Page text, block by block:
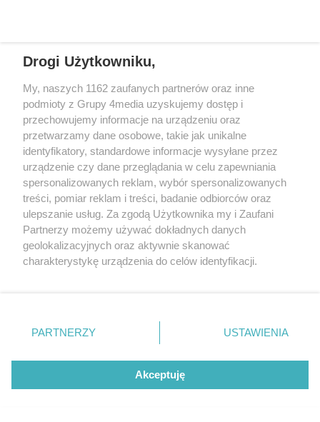
Zapisz się do newslettera
Dołącz do grona ludzi najlepiej poinformowanych!
Drogi Użytkowniku,
My, naszych 1162 zaufanych partnerów oraz inne
podmioty z Grupy 4media uzyskujemy dostęp i
przechowujemy informacje na urządzeniu oraz
przetwarzamy dane osobowe, takie jak unikalne
identyfikatory, standardowe informacje wysyłane przez
urządzenie czy dane przeglądania w celu zapewniania
spersonalizowanych reklam, wybór spersonalizowanych
treści, pomiar reklam i treści, badanie odbiorców oraz
ulepszanie usług. Za zgodą Użytkownika my i Zaufani
Partnerzy możemy używać dokładnych danych
geolokalizacyjnych oraz aktywnie skanować
charakterystykę urządzenia do celów identyfikacji.
zmienić/wycofać klikając przycisk ustawień prywatności
znajdujący się w lewym dolnym rogu strony
. Niektóre
użytkownika, ale masz prawo sprzeciwić się takiemu
przetwarzaniu. Preferencje będą miały zastosowania tylko
PARTNERZY USTAWIENIA
Akceptuję